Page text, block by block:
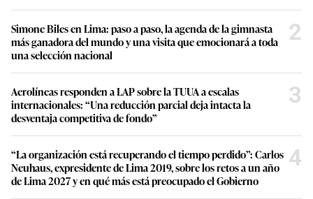
Simone Biles en Lima: paso a paso, la agenda de la gimnasta
más ganadora del mundo y una visita que emocionará a toda
una selección nacional
2
Aerolíneas responden a LAP sobre la TUUA a escalas
internacionales: “Una reducción parcial deja intacta la
desventaja competitiva de fondo”
3
“La organización está recuperando el tiempo perdido”: Carlos
Neuhaus, expresidente de Lima 2019, sobre los retos a un año
de Lima 2027 y en qué más está preocupado el Gobierno
4